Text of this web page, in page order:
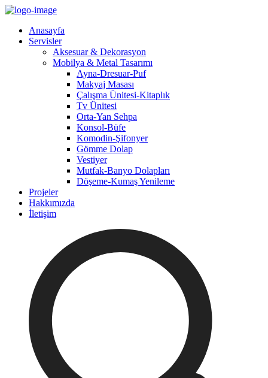
Anasayfa
Servisler
Aksesuar & Dekorasyon
Mobilya & Metal Tasarımı
Ayna-Dresuar-Puf
Makyaj Masası
Çalışma Ünitesi-Kitaplık
Tv Ünitesi
Orta-Yan Sehpa
Konsol-Büfe
Komodin-Şifonyer
Gömme Dolap
Vestiyer
Mutfak-Banyo Dolapları
Döşeme-Kumaş Yenileme
Projeler
Hakkımızda
İletişim